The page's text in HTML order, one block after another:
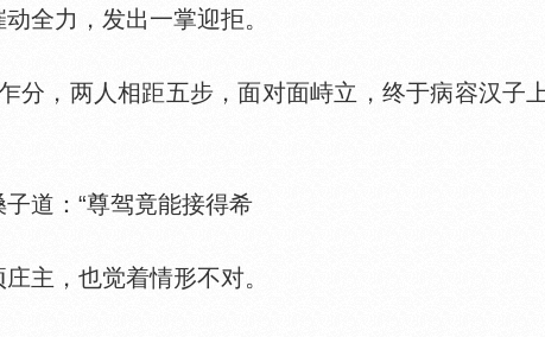
力，发出一掌迎拒。
，两人相距五步，面对面峙立，终于病容汉子
道：“尊驾竟能接得希
，也觉着情形不对。